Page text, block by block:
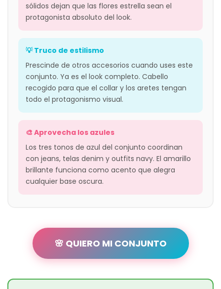
sólidos dejan que las flores estrella sean el
protagonista absoluto del look.
💡 Truco de estilismo
Prescinde de otros accesorios cuando uses este
conjunto. Ya es el look completo. Cabello
recogido para que el collar y los aretes tengan
todo el protagonismo visual.
🎨 Aprovecha los azules
Los tres tonos de azul del conjunto coordinan
con jeans, telas denim y outfits navy. El amarillo
brillante funciona como acento que alegra
cualquier base oscura.
🌸 QUIERO MI CONJUNTO